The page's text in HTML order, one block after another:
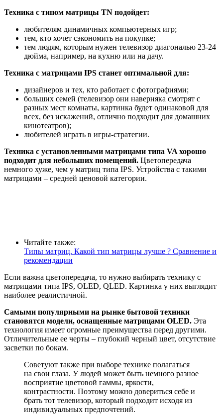
Техника с типом матрицы TN подойдет:
любителям динамичных компьютерных игр;
тем, кто хочет сэкономить на покупке;
тем людям, которым нужен телевизор диагональю 23-24
дюйма, например, на кухню или на дачу.
Техника с матрицами IPS станет оптимальной для:
дизайнеров и тех, кто работает с фотографиями;
больших семей (телевизор они наверняка смотрят с
разных мест комнаты, картинка будет одинаковой для
всех, без искажений, отлично подходит для домашних
кинотеатров);
любителей играть в игры-стратегии.
Техника с установленными матрицами типа VA хорошо
подходит для небольших помещений. Цветопередача
немного хуже, чем у матриц типа IPS. Устройства с такими
матрицами – средней ценовой категории.
Читайте также:
Типы матриц. Какой тип матрицы лучше ? Сравнение и
рекомендации
Если важна цветопередача, то нужно выбирать технику с
матрицами типа IPS, OLED, QLED. Картинка у них выглядит
наиболее реалистичной.
Самыми популярными на рынке бытовой техники
становятся модели, оснащенные матрицами OLED. Эта
технология имеет огромные преимущества перед другими.
Отличительные ее черты – глубокий черный цвет, отсутствие
засветки по бокам.
Советуют также при выборе технике полагаться
на свои глаза. У людей может быть немного разное
восприятие цветовой гаммы, яркости,
контрастности. Поэтому можно довериться себе и
брать тот телевизор, который подходит исходя из
индивидуальных предпочтений.